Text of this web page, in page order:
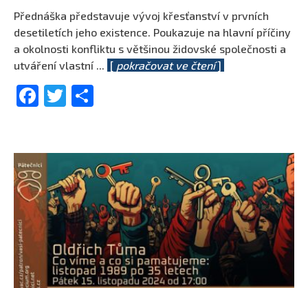
Přednáška představuje vývoj křesťanství v prvních
desetiletích jeho existence. Poukazuje na hlavní příčiny
a okolnosti konfliktu s většinou židovské společnosti a
utváření vlastní
[ pokračovat ve čtení]
Facebook
Twitter